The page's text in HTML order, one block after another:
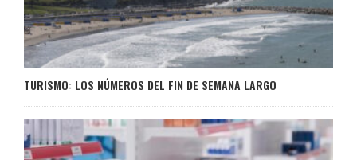
TURISMO: LOS NÚMEROS DEL FIN DE SEMANA LARGO